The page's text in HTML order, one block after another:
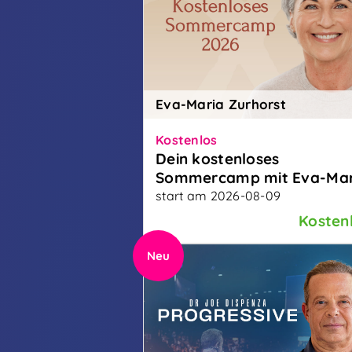
Eva-Maria Zurhorst
Kostenlos
Dein kostenloses
Sommercamp mit Eva-
Zurhorst
start am 2026-08-09
Über 200.000 Frauen waren
dabei! Finde auch du heraus, was
für dich möglich ist.
Neu